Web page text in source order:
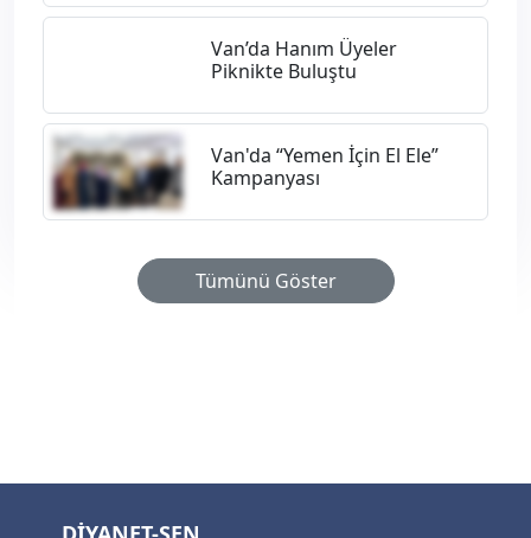
Van’da Hanım Üyeler
Piknikte Buluştu
Van'da “Yemen İçin El Ele”
Kampanyası
Tümünü Göster